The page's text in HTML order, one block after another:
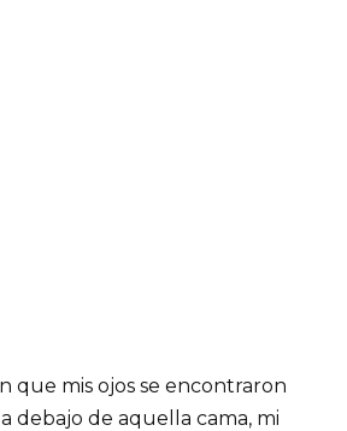
que mis ojos se encontraron
debajo de aquella cama, mi